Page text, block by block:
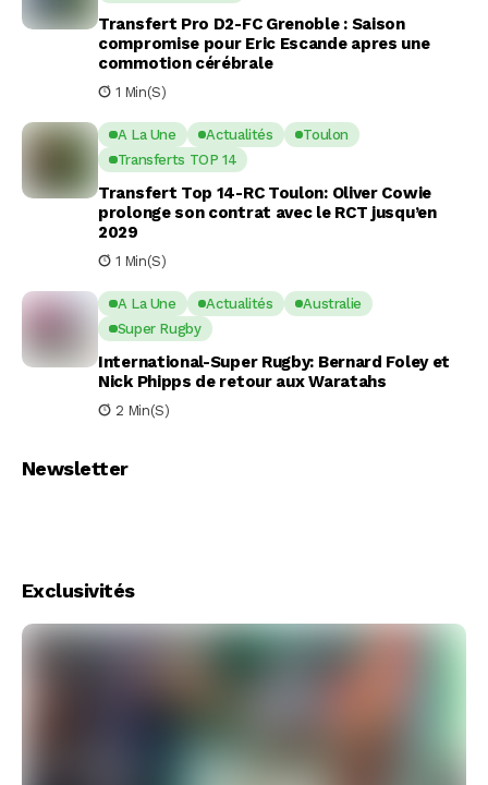
Transfert Pro D2-FC Grenoble : Saison
compromise pour Eric Escande apres une
commotion cérébrale
1 Min(s)
A La Une Actualités
Toulon
Transferts TOP 14
Transfert Top 14-RC Toulon: Oliver Cowie
prolonge son contrat avec le RCT jusqu’en
2029
1 Min(s)
A La Une Actualités
Australie
Super Rugby
International-Super Rugby: Bernard Foley et
Nick Phipps de retour aux Waratahs
2 Min(s)
Newsletter
Exclusivités